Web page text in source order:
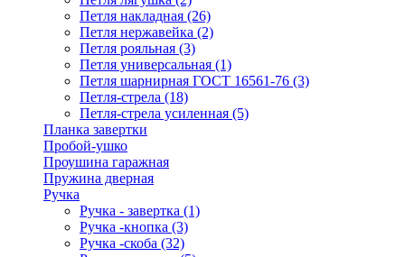
Петля накладная (26)
Петля нержавейка (2)
Петля рояльная (3)
Петля универсальная (1)
Петля шарнирная ГОСТ 16561-76 (3)
Петля-стрела (18)
Петля-стрела усиленная (5)
Планка завертки
Пробой-ушко
Проушина гаражная
Пружина дверная
Ручка
Ручка - завертка (1)
Ручка -кнопка (3)
Ручка -скоба (32)